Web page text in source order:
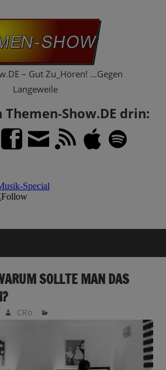
– Gut Zu_Hören! …Gegen
Langeweile
Show.DE drin:
SOLLTE MAN DAS
CRo